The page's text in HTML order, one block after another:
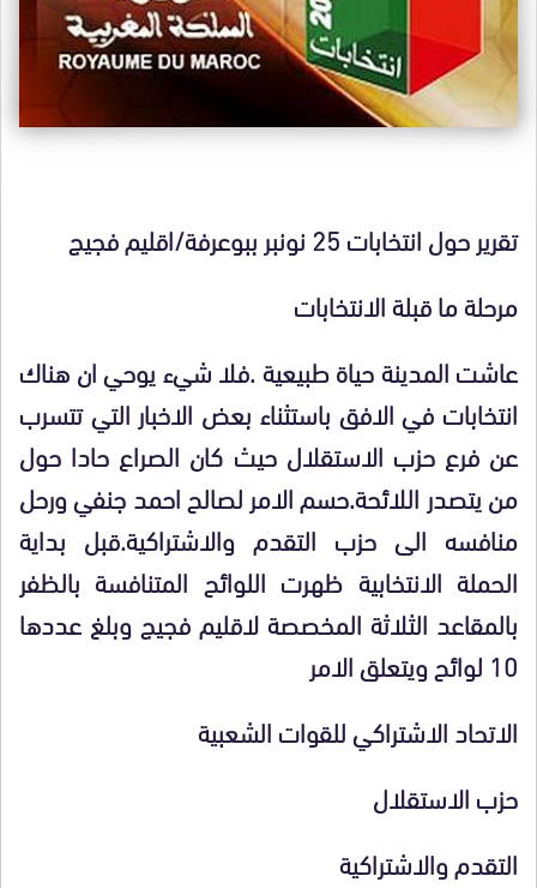
تقرير حول انتخابات 25 نونبر ببوعرفة/
اقليم فجيج
مرحلة ما قبلة الانتخابات
عاشت المدينة حياة طبيعية .فلا شيء يوحي ان هناك
انتخابات في الافق باستثناء بعض الاخبار التي تتسرب
عن فرع حزب الاستقلال حيث كان الصراع حادا حول
من يتصدر اللائحة.حسم الامر لصالح احمد جنفي ورحل
منافسه الى حزب التقدم والاشتراكية.قبل بداية
الحملة الانتخابية ظهرت اللوائح المتنافسة بالظفر
بالمقاعد الثلاثة المخصصة لاقليم فجيج وبلغ عددها
10 لوائح ويتعلق الامر
الاتحاد الاشتراكي للقوات الشعبية
حزب الاستقلال
التقدم والاشتراكية